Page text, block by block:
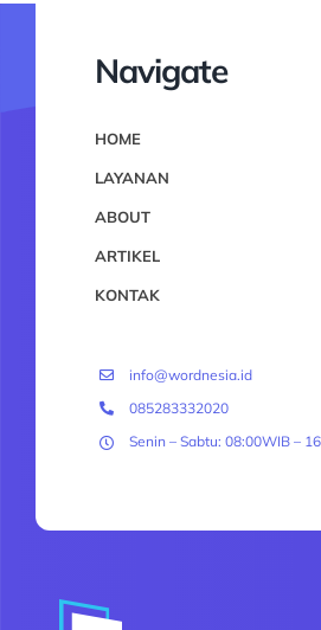
Navigate
HOME
LAYANAN
ABOUT
ARTIKEL
KONTAK
info@wordnesia.id
085283332020
Senin – Sabtu: 08:00WIB –